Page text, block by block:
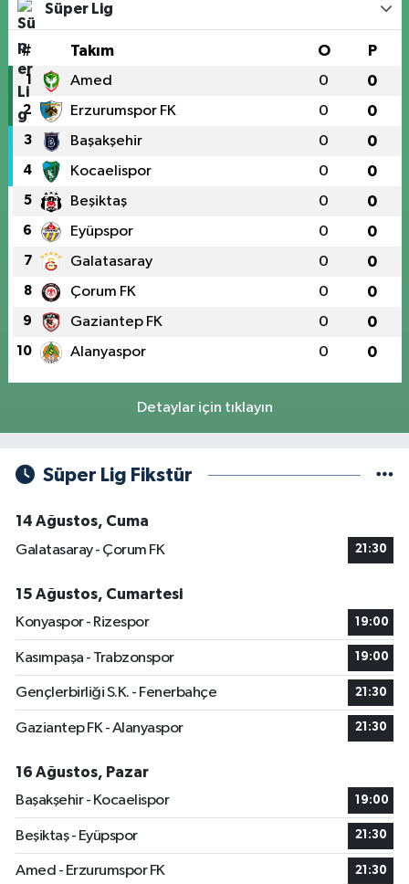
Süper Lig
# Takım O P
1 Amed 0 0
2 Erzurumspor FK 0 0
3 Başakşehir 0 0
4 Kocaelispor 0 0
5 Beşiktaş 0 0
6 Eyüpspor 0 0
7 Galatasaray 0 0
8 Çorum FK 0 0
9 Gaziantep FK 0 0
10 Alanyaspor 0 0
Detaylar için tıklayın
Süper Lig Fikstür
14 Ağustos, Cuma
Galatasaray - Çorum FK
21:30
15 Ağustos, Cumartesi
Konyaspor - Rizespor
19:00
Kasımpaşa - Trabzonspor 19:00
Gençlerbirliği S.K. - Fenerbahçe 21:30
Gaziantep FK - Alanyaspor 21:30
16 Ağustos, Pazar
Başakşehir - Kocaelispor
19:00
Beşiktaş - Eyüpspor 21:30
Amed - Erzurumspor FK 21:30